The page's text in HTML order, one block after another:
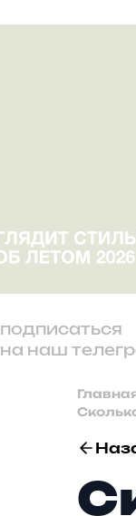
подписаться
на наш